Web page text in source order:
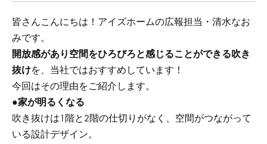
皆さんこんにちは！アイズホームの広報担当・清水なお
みです。
開放感があり空間をひろびろと感じることができる吹き
抜けを、当社ではおすすめしています！
今回はその理由をご紹介します。
●家が明るくなる
吹き抜けは1階と2階の仕切りがなく、空間がつながって
いる設計デザイン。